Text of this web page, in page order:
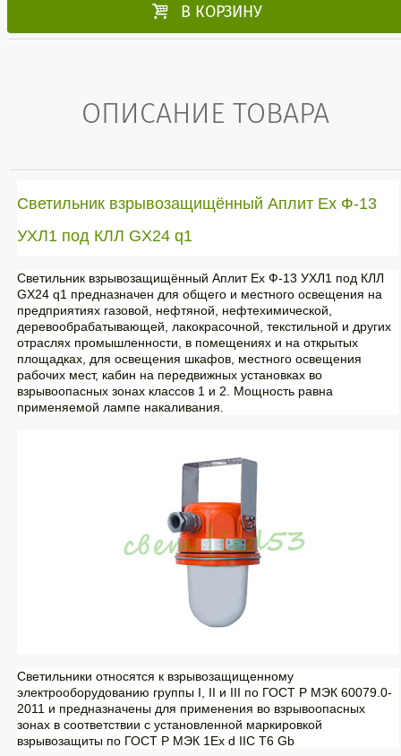
 В КОРЗИНУ
ОПИСАНИЕ ТОВАРА
Светильник взрывозащищённый Аплит Ех Ф-13
УХЛ1 под КЛЛ GX24 q1
Светильник взрывозащищённый Аплит Ех Ф-13 УХЛ1 под КЛЛ
GX24 q1 предназначен для общего и местного освещения на
предприятиях газовой, нефтяной, нефтехимической,
деревообрабатывающей, лакокрасочной, текстильной и других
отраслях промышленности, в помещениях и на открытых
площадках, для освещения шкафов, местного освещения
рабочих мест, кабин на передвижных установках во
взрывоопасных зонах классов 1 и 2. Мощность равна
применяемой лампе накаливания.
Светильники относятся к взрывозащищенному
электрооборудованию группы I, II и III по ГОСТ Р МЭК 60079.0-
2011 и предназначены для применения во взрывоопасных
зонах в соответствии с установленной маркировкой
взрывозащиты по ГОСТ Р МЭК 1Ex d IIС T6 Gb